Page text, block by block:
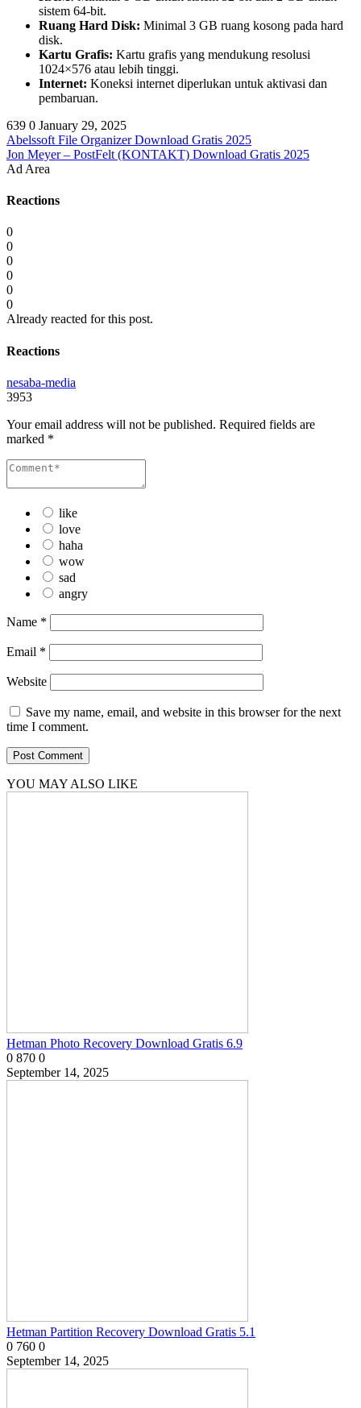
sistem 64-bit.
Ruang Hard Disk: Minimal 3 GB ruang kosong pada hard
disk.
Kartu Grafis: Kartu grafis yang mendukung resolusi
1024×576 atau lebih tinggi.
Internet: Koneksi internet diperlukan untuk aktivasi dan
pembaruan.
639 0 January 29, 2025
Abelssoft File Organizer Download Gratis 2025
Jon Meyer – PostFelt (KONTAKT) Download Gratis 2025
Ad Area
Reactions
0
0
0
0
0
0
Already reacted for this post.
Reactions
nesaba-media
3953
Your email address will not be published. Required fields are
marked *
like
love
haha
wow
sad
angry
Name *
Email *
Website
Save my name, email, and website in this browser for the next
time I comment.
YOU MAY ALSO LIKE
Hetman Photo Recovery Download Gratis 6.9
0 870 0
September 14, 2025
Hetman Partition Recovery Download Gratis 5.1
0 760 0
September 14, 2025